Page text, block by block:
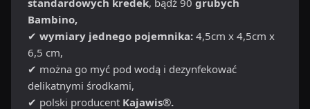
standardowych kredek, bądź 90 grubych
Bambino,
✔ wymiary jednego pojemnika: 4,5cm x 4,5cm x
6,5 cm,
✔ można go myć pod wodą i dezynfekować
delikatnymi środkami,
✔ polski producent Kajawis®.